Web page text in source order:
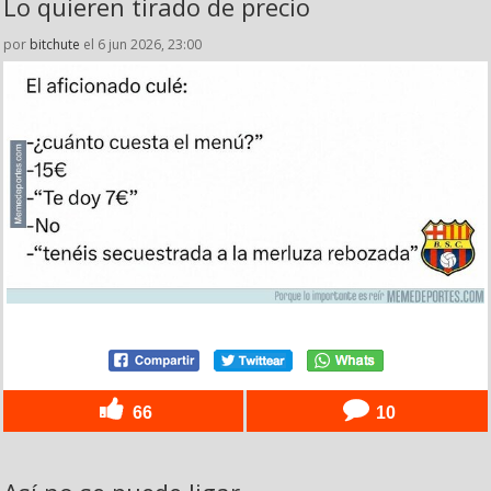
Lo quieren tirado de precio
por bitchute el 6 jun 2026, 23:00
66 10